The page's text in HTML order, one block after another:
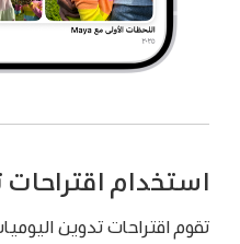
استخدام
تقوم اقتراحات تدوين